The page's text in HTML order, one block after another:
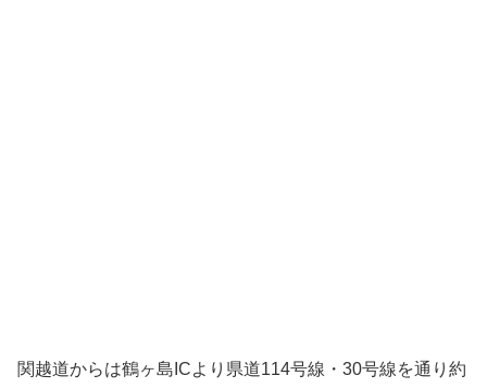
関越道からは鶴ヶ島ICより県道114号線・30号線を通り約